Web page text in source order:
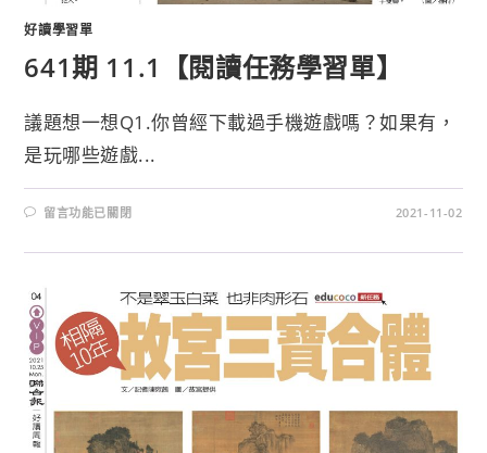
好讀學習單
641期 11.1【閱讀任務學習單】
議題想一想Q1.你曾經下載過手機遊戲嗎？如果有，
是玩哪些遊戲...
留言功能已關閉 2021-11-02